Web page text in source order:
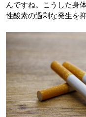
んですね。こうした身
性酸素の過剰な発生を